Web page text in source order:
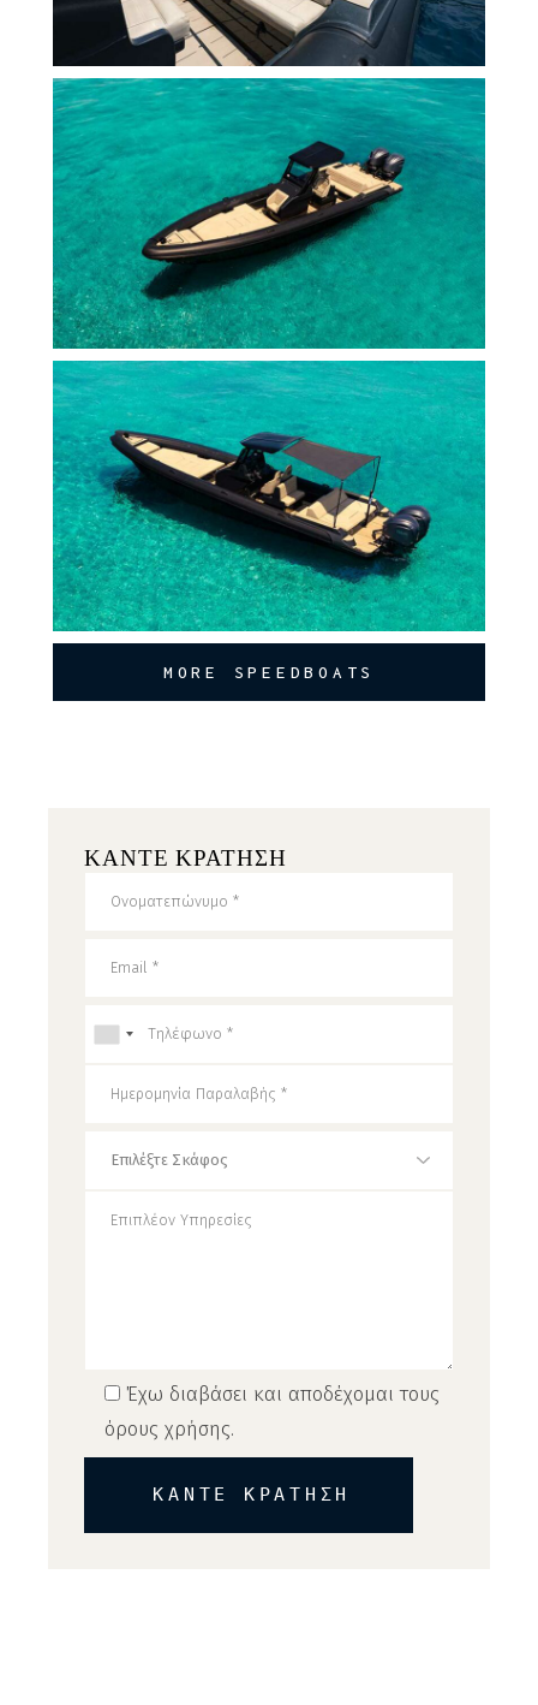
MORE SPEEDBOATS
ΚΑΝΤΕ ΚΡΑΤΗΣΗ
Έχω διαβάσει και αποδέχομαι τους
όρους χρήσης.
ΚΑΝΤΕ ΚΡΑΤΗΣΗ